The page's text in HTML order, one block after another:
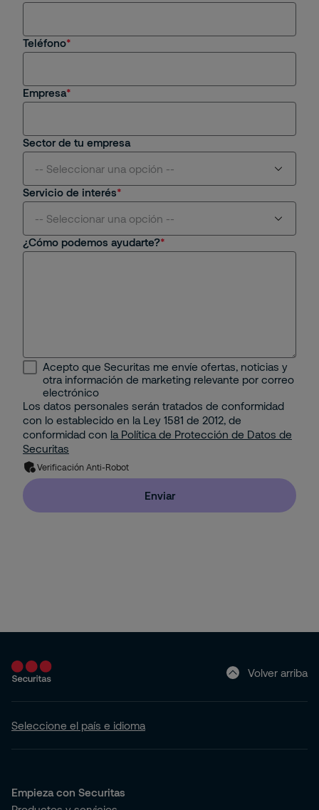
Soy cliente actual
Estoy interesado en una oportunidad de empleo
Teléfono
Empresa
Sector de tu empresa
-- Seleccionar una opción --
Centros Comerciales y Retail
Minería e Hidrocarburos
Portuario
Property
Residencial
Servicio de interés
-- Seleccionar una opción --
Seguridad Mobile
Seguridad Electrónica
Gestión Corporativa del Riesgo
Solución de Seguridad: Integración de 2 o más
Servicios con Tecnología
¿Cómo podemos ayudarte?
Acepto que Securitas me envíe ofertas, noticias y
otra información de marketing relevante por correo
electrónico
Los datos personales serán tratados de conformidad
con lo establecido en la Ley 1581 de 2012, de
conformidad con la Política de Protección de Datos de
Securitas
Verificación Anti-Robot
Enviar
Volver arriba
Seleccione el país e idioma
Empieza con Securitas